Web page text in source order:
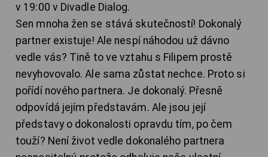
v 19:00 v Divadle Dialog.
Sen mnoha žen se stává skutečností! Dokonalý
partner existuje! Ale nespí náhodou už dávno
vedle vás? Tině to ve vztahu s Filipem prostě
nevyhovovalo. Ale sama zůstat nechce. Proto si
pořídí nového partnera. Je dokonalý. Přesně
odpovídá jejím představám. Ale jsou její
představy o dokonalosti opravdu tím, po čem
touží? Není život vedle dokonalého partnera